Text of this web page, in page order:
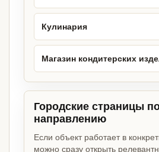
Кулинария
Магазин кондитерских
Городские страницы
направлению
Если объект работает в
можно сразу открыть